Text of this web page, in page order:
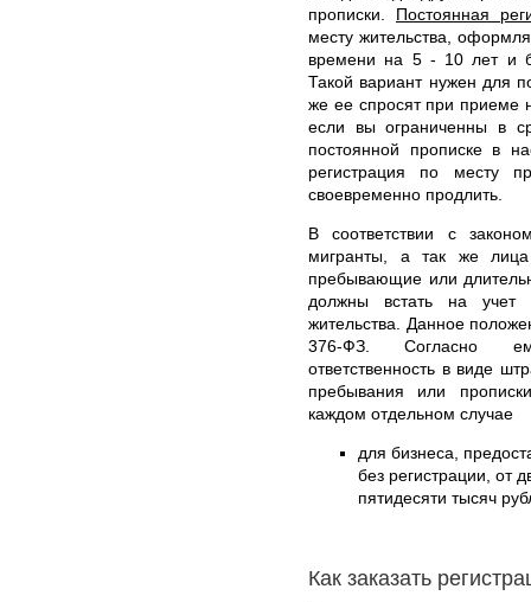
прописки. Постоянная
месту жительства,
времени на 5 - 10 лет и
Такой вариант нужен для
же ее спросят при приеме
если вы ограниченны в
постоянной прописке в
регистрация по месту
своевременно продлить.
В соответствии с
мигранты, а так же
пребывающие или
должны встать на
жительства. Данное
376-ФЗ. Согласно
ответственность в виде
пребывания или
каждом отдельном случае
для бизнеса,
без регистрации, от
пятидесяти тысяч
Как заказать